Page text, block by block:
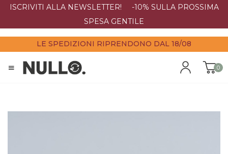
ISCRIVITI ALLA NEWSLETTER! -10% SULLA PROSSIMA
SPESA GENTILE
LE SPEDIZIONI RIPRENDONO DAL 18/08
0